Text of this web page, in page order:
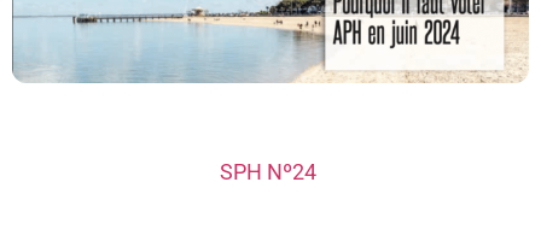
SPH Nº24